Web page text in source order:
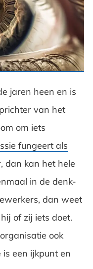
jaren heen en is
van het
om iets
fungeert als
dan kan het hele
in de denk-
dan weet
of zij iets doet.
ook
is een ijkpunt en